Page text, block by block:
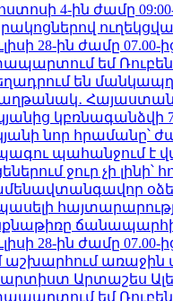
4-ին ժամը
28-ին ժամը 07.00-
եմ Ռուբեն
են
կբռնագանձվի
նոր հրամանը՝
պահանջում է
ջուր չի լինի՝
28-ին ժամը 07.00-
աշխարհում
արտիստ Արտաշես
եմ Ռուբեն